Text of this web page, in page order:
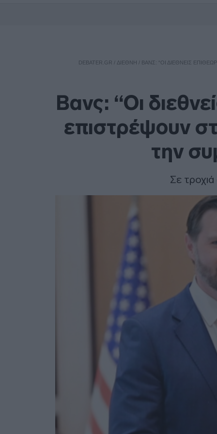
DEBATER.GR / ΔΙΕΘΝΗ / ΒΑΝΣ: “ΟΙ ΔΙΕΘΝΕΊΣ
Βανς: “Οι
επιστρέψουν
την
Σε